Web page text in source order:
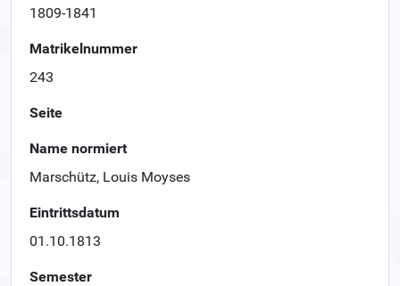
1809-1841
Matrikelnummer
243
Seite
Name normiert
Marschütz, Louis Moyses
Eintrittsdatum
01.10.1813
Semester